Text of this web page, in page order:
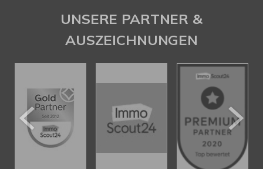
UNSERE PARTNER &
AUSZEICHNUNGEN